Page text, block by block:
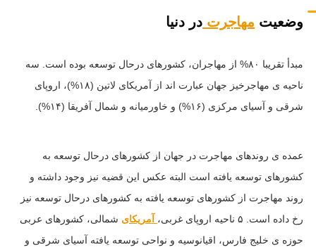
وضعیت مهاجرت در دنیا
مبدأ تقریبا ۸۰% از مهاجران، کشورهای درحال توسعه بوده است. سه
ناحیه ی مهاجرخیز جهان عبارت اند از آمریکای لاتین (۱۸%)، اروپای
شرقی و آسیای مرکزی (۱۶%) و خاورمیانه و شمال آفریقا (۱۴%).
عمده ی روندهای مهاجرت در جهان از کشورهای درحال توسعه به
کشورهای توسعه یافته است البته عکس این قضیه نیز وجود داشته و
روند مهاجرت از کشورهای توسعه یافته به کشورهای درحال توسعه نیز
رخ داده است. ۵ ناحیه اروپای غربی،
آمریکای شمالی، کشورهای عربی
حوزه ی خلیج فارس، اقیانوسیه و نواحی توسعه یافته آسیای شرقی و